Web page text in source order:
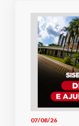
07/08/26